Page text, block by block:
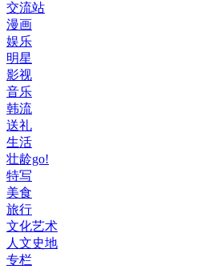
交流站
漫画
娱乐
明星
影视
音乐
韩流
送礼
生活
壮龄go!
特写
美食
旅行
文化艺术
人文史地
专栏